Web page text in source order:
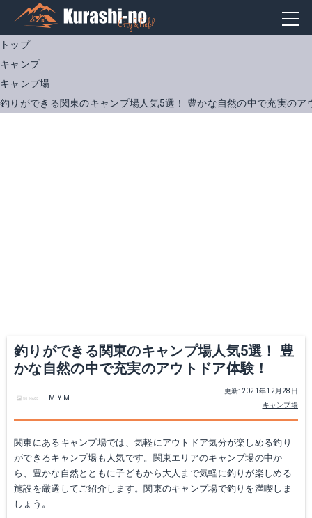
トップ
キャンプ
キャンプ場
釣りができる関東のキャンプ場人気5選！ 豊かな自然の中で充実のア
釣りができる関東のキャンプ場人気5選！ 豊
かな自然の中で充実のアウトドア体験！
更新: 2021年12月28日
キャンプ場
M-Y-M
関東にあるキャンプ場では、気軽にアウトドア気分が楽しめる釣り
ができるキャンプ場も人気です。関東エリアのキャンプ場の中か
ら、豊かな自然とともに子どもから大人まで気軽に釣りが楽しめる
施設を厳選してご紹介します。関東のキャンプ場で釣りを満喫しま
しょう。